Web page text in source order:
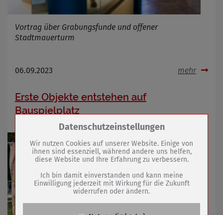
Vortrag über Grabungsfunde und offener
Stadtmauerturm
06.09.2023 mehr
Erste Objekte entstehen auf
Bauspielplatz
Zum Betrieb der Seite notwendige Cookies /
Name
PHP Session Cookie
Anbieter
Eigentümer dieser Website (Wenko-
Wenselaar GmbH & Co. KG)
Absicherung Kontaktformular / SPAM
Datenschutzeinstellungen
Wir nutzen Cookies auf unserer Website. Einige von
ihnen sind essenziell, während andere uns helfen,
diese Website und Ihre Erfahrung zu verbessern.
Ich bin damit einverstanden und kann meine
Einwilligung jederzeit mit Wirkung für die Zukunft
widerrufen oder ändern.